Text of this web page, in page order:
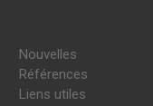
Nouvelles
Références
Liens utiles